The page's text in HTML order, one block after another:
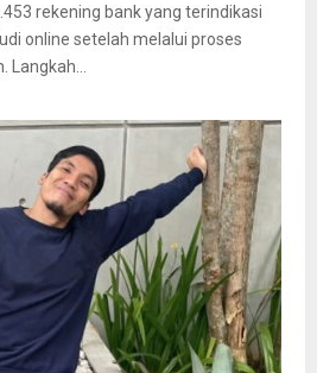
rekening bank yang terindikasi
online setelah melalui proses